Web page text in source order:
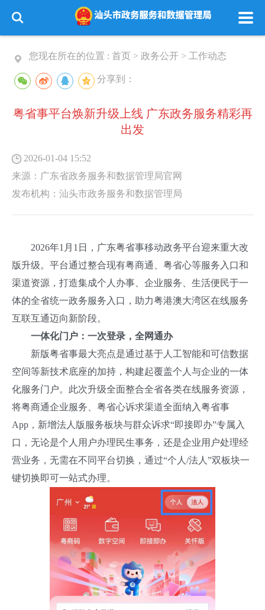
您现在所在的位置 : 首页 > 政务公开 > 工作动态
分享到：
粤省事平台焕新升级上线 广东政务服务精彩再
出发
2026-01-04 15:52
来源： 广东省政务服务和数据管理局官网
发布机构： 汕头市政务服务和数据管理局
2026年1月1日，广东粤省事移动政务平台迎来重大改
版升级。平台通过整合现有粤商通、粤省心等服务入口和
渠道资源，打造集成个人办事、企业服务、生活便民于一
体的全省统一政务服务入口，助力粤港澳大湾区在线服务
互联互通迈向新阶段。
一体化门户：一次登录，全网通办
新版粤省事最大亮点是通过基于人工智能和可信数据
空间等新技术底座的加持，构建起覆盖个人与企业的一体
化服务门户。此次升级全面整合全省各类在线服务资源，
将粤商通企业服务、粤省心诉求渠道全面纳入粤省事
App，新增法人版服务板块与群众诉求“即接即办”专属入
口，无论是个人用户办理民生事务，还是企业用户处理经
营业务，无需在不同平台切换，通过“个人/法人”双板块一
键切换即可一站式办理。